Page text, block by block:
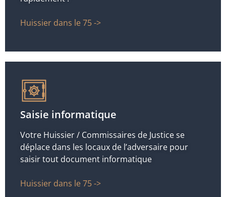
Huissier dans le 75 ->
Saisie informatique
Votre Huissier / Commissaires de Justice se
déplace dans les locaux de l’adversaire pour
saisir tout document informatique
Huissier dans le 75 ->